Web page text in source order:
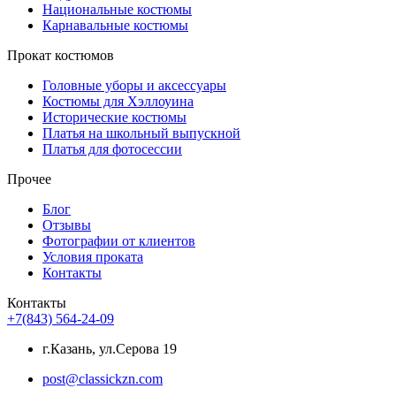
Национальные костюмы
Карнавальные костюмы
Прокат костюмов
Головные уборы и аксессуары
Костюмы для Хэллоуина
Исторические костюмы
Платья на школьный выпускной
Платья для фотосессии
Прочее
Блог
Отзывы
Фотографии от клиентов
Условия проката
Контакты
Контакты
+7(843) 564-24-09
г.Казань, ул.Серова 19
post@classickzn.com